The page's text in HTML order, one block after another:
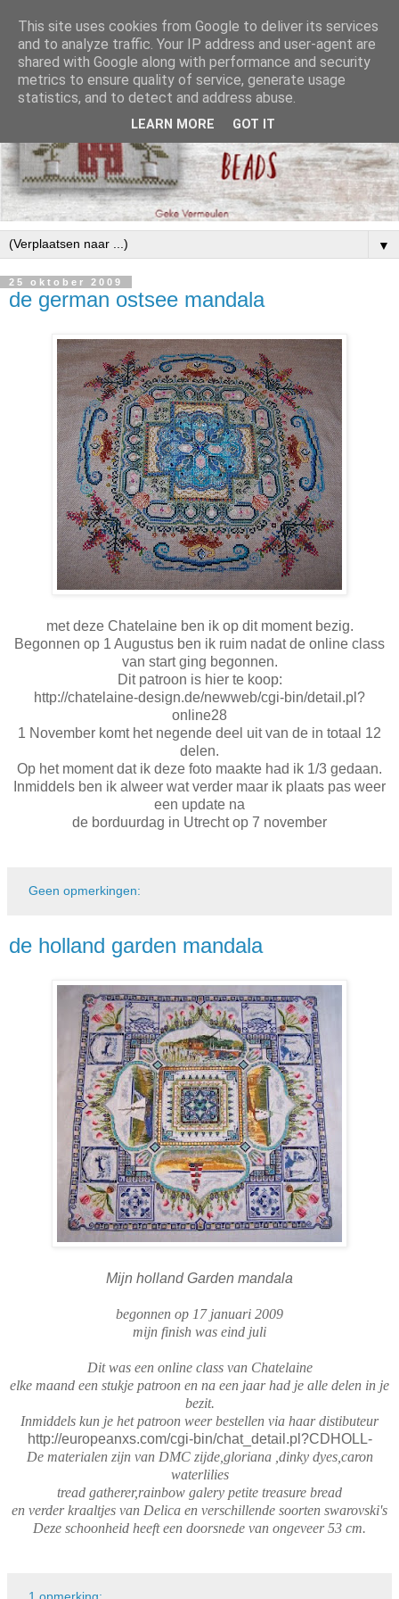
▼
25 oktober 2009
de german ostsee mandala
met deze Chatelaine ben ik op dit moment bezig.
Begonnen op 1 Augustus ben ik ruim nadat de online class
van start ging begonnen.
Dit patroon is hier te koop:
http://chatelaine-design.de/newweb/cgi-bin/detail.pl?
online28
1 November komt het negende deel uit van de in totaal 12
delen.
Op het moment dat ik deze foto maakte had ik 1/3 gedaan.
Inmiddels ben ik alweer wat verder maar ik plaats pas weer
een update na
de borduurdag in Utrecht op 7 november
Geen opmerkingen:
de holland garden mandala
Mijn holland Garden mandala
begonnen op 17 januari 2009
mijn finish was eind juli
Dit was een online class van Chatelaine
elke maand een stukje patroon en na een jaar had je alle delen in je
bezit.
Inmiddels kun je het patroon weer bestellen via haar distibuteur
http://europeanxs.com/cgi-bin/chat_detail.pl?CDHOLL-
De materialen zijn van DMC zijde,gloriana ,dinky dyes,caron
waterlilies
tread gatherer,rainbow galery petite treasure bread
en verder kraaltjes van Delica en verschillende soorten swarovski's
Deze schoonheid heeft een doorsnede van ongeveer 53 cm.
This site uses cookies from Google to deliver its services
and to analyze traffic. Your IP address and user-agent are
shared with Google along with performance and security
metrics to ensure quality of service, generate usage
statistics, and to detect and address abuse.
LEARN MORE GOT IT